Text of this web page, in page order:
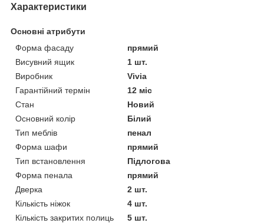
Характеристики
Основні атрибути
Форма фасаду
прямий
Висувний ящик
1 шт.
Виробник
Vivia
Гарантійний термін
12 міс
Стан
Новий
Основний колір
Білий
Тип меблів
пенал
Форма шафи
прямий
Тип встановлення
Підлогова
Форма пенала
прямий
Дверка
2 шт.
Кількість ніжок
4 шт.
Кількість закритих полиць
5 шт.